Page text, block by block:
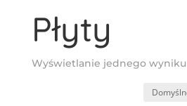
Płyty
Wyświetlanie jednego wyniku